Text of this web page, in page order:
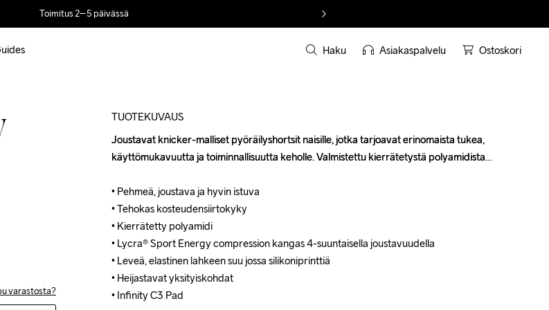
Toimitus 2–5 päivässä
Haku Asiakaspalvelu Ostoskori
varastosta?
TUOTEKUVAUS
Joustavat knicker-malliset pyöräilyshortsit naisille, jotka tarjoavat erinomaista tukea,
käyttömukavuutta ja toiminnallisuutta keholle. Valmistettu kierrätetystä polyamidista.
• Pehmeä, joustava ja hyvin istuva
• Tehokas kosteudensiirtokyky
• Kierrätetty polyamidi
• Lycra® Sport Energy compression kangas 4-suuntaisella joustavuudella
• Leveä, elastinen lahkeen suu jossa silikoniprinttiä
• Heijastavat yksityiskohdat
• Infinity C3 Pad
Joustavat knicker-malliset pyöräilyshortsit naisille, jotka tarjoavat erinomaista tukea,
käyttömukavuutta ja toiminnallisuutta keholle. Valmistettu kierrätetystä polyamidista.
• Pehmeä, joustava ja hyvin istuva
• Tehokas kosteudensiirtokyky
• Kierrätetty polyamidi
• Lycra® Sport Energy compression kangas 4-suuntaisella joustavuudella
• Leveä, elastinen lahkeen suu jossa silikoniprinttiä
• Heijastavat yksityiskohdat
• Infinity C3 Pad